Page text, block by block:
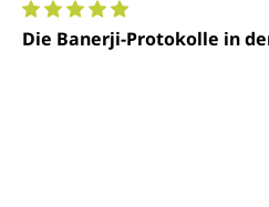
Durchschnittliche
Die Banerji-Protokolle in